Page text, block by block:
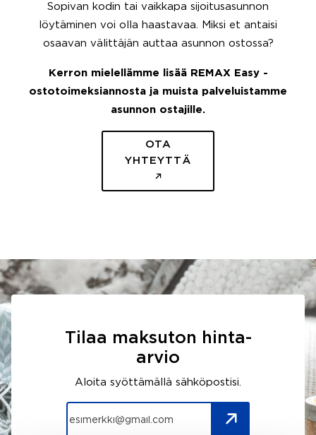
Sopivan kodin tai vaikkapa sijoitusasunnon
löytäminen voi olla haastavaa. Miksi et antaisi
osaavan välittäjän auttaa asunnon ostossa?
Kerron mielellämme lisää REMAX Easy -
ostotoimeksiannosta ja muista palveluistamme
asunnon ostajille.
OTA
YHTEYTTÄ
Tilaa maksuton hinta-
arvio
Aloita syöttämällä sähköpostisi.